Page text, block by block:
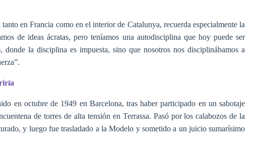
en Francia como en el interior de Catalunya, recuerda especialmente la
de ideas ácratas, pero teníamos una autodisciplina que hoy puede ser
la disciplina es impuesta, sino que nosotros nos disciplinábamos a
en octubre de 1949 en Barcelona, tras haber participado en un sabotaje
de torres de alta tensión en Terrassa. Pasó por los calabozos de la
y luego fue trasladado a la Modelo y sometido a un juicio sumarísimo